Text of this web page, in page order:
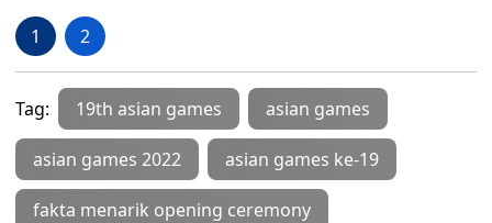
1 2
Tag: 19th asian games asian games
asian games 2022 asian games ke-19
fakta menarik opening ceremony